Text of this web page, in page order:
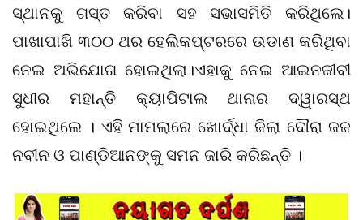
ସ୍ଥାନକୁ ଗସ୍ତ କରିବା ସହ ସଭାସମିତି କରିଥିଲେ।
ପାଖାପାଖି ୩୦୦ ଥର ହେଲିକପ୍ଟରରେ ଉଡାଣ କରିଥିବା
ନେଇ ଅଭିଯୋଗ ହୋଇଥିଲା।ଏହାକୁ ନେଇ ଆଇନଜୀବୀ
ସୁଧୀର ମହାନ୍ତି କ୍ୟାପିଟାଲ ଥାନାର ଦ୍ୱାରସ୍ଥ
ହୋଇଥିଲେ । ଏହି ମାମଲାରେ ଖୋର୍ଦ୍ଧା ଜିଲା ଦୌରା ଜଜ
ନବୀନ ଓ ପାଣ୍ଡିଆନଙ୍କୁ ସମନ ଜାରି କରିଛନ୍ତି ।